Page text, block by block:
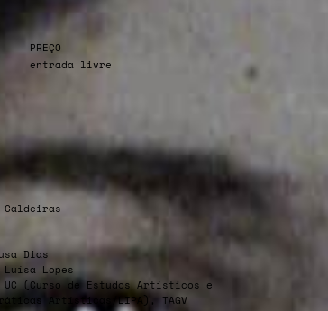
PREÇO
entrada livre
Caldeiras
Dias
Lopes
UC (Curso de Estudos Artísticos e
Artísticas/LIPA), TAGV